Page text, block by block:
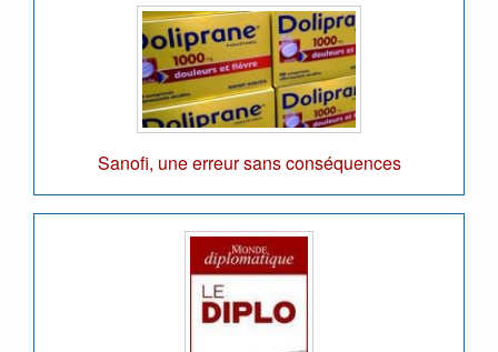
Sanofi, une erreur sans conséquences